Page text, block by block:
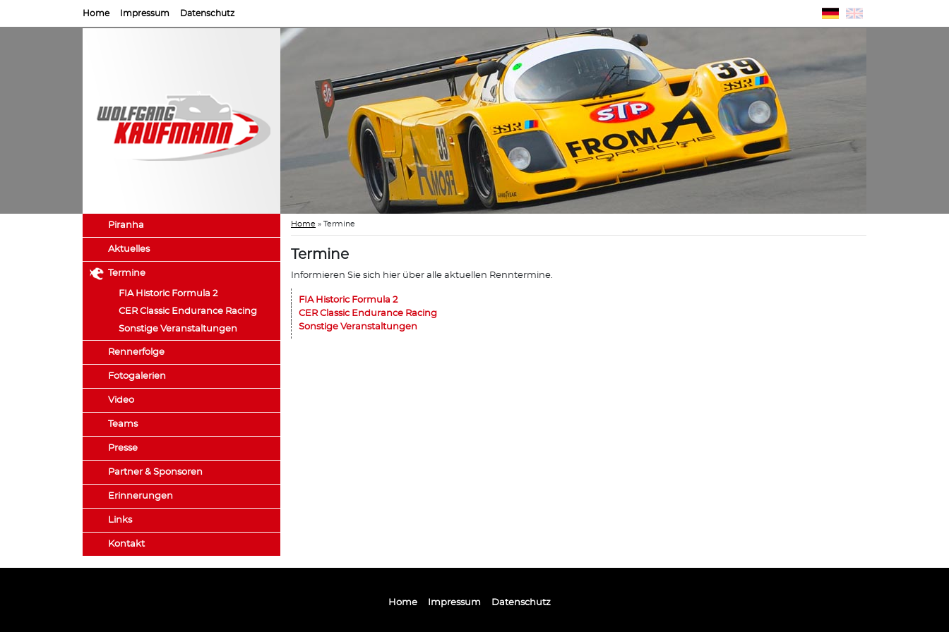
Home Impressum Datenschutz
Piranha
Aktuelles
Termine
FIA Historic Formula 2
CER Classic Endurance Racing
Sonstige Veranstaltungen
Rennerfolge
Fotogalerien
Video
Teams
Presse
Partner & Sponsoren
Erinnerungen
Links
Kontakt
Home » Termine
Termine
Informieren Sie sich hier über alle aktuellen Renntermine.
FIA Historic Formula 2
CER Classic Endurance Racing
Sonstige Veranstaltungen
Home Impressum Datenschutz